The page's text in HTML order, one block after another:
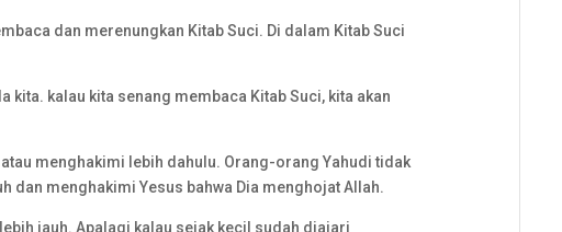
dan merenungkan Kitab Suci. Di dalam Kitab Suci
kita. kalau kita senang membaca Kitab Suci, kita akan
menghakimi lebih dahulu. Orang-orang Yahudi tidak
dan menghakimi Yesus bahwa Dia menghojat Allah.
jauh. Apalagi kalau sejak kecil sudah diajari